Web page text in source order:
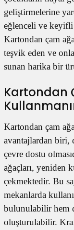
geliştirmelerine
eğlenceli ve keyifli
Kartondan çam
teşvik eden ve
sunan harika bir
Kartondan
Kartondan çam
avantajlardan biri,
çevre dostu
ağaçları, yeniden
çekmektedir. Bu
mekanlarda
bulunulabilir hem
oluşturulabilir.